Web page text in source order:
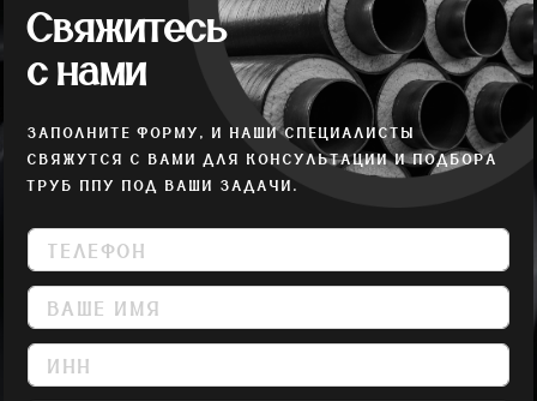
Свяжитесь
с нами
ЗАПОЛНИТЕ ФОРМУ, И НАШИ СПЕЦИАЛИСТЫ
СВЯЖУТСЯ С ВАМИ ДЛЯ КОНСУЛЬТАЦИИ И ПОДБОРА
ТРУБ ППУ ПОД ВАШИ ЗАДАЧИ.